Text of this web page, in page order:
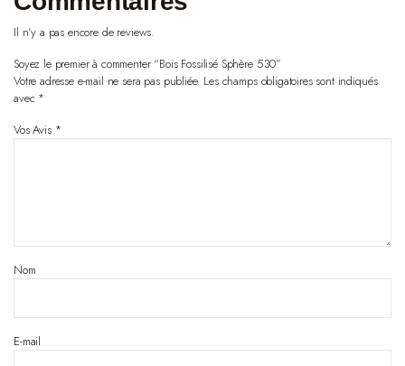
Il n'y a pas encore de reviews.
Soyez le premier à commenter “Bois Fossilisé Sphère 530”
Votre adresse e-mail ne sera pas publiée. Les champs obligatoires sont indiqués
avec *
Vos Avis *
Nom
E-mail